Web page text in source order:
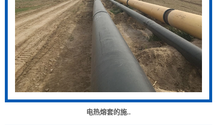
电热熔套的施..